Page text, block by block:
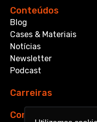
Conteúdos
Blog
Cases & Materiais
Notícias
Newsletter
Podcast
Carreiras
Contato